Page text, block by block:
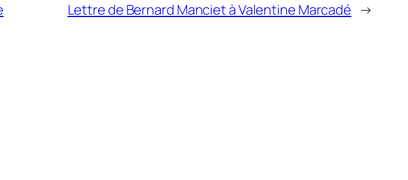
Lettre de Bernard Manciet à Valentine Marcadé →